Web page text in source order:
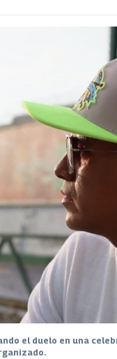
el duelo en una